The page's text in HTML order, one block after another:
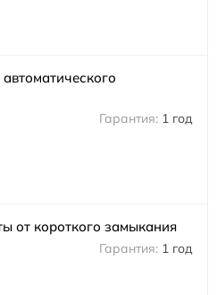
1 год
от короткого замыкания
1 год